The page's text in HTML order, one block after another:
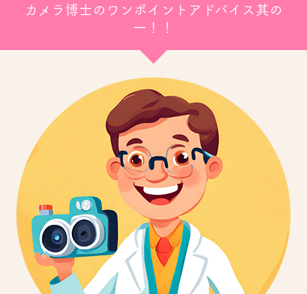
カメラ博士のワンポイントアドバイス其の
一！！